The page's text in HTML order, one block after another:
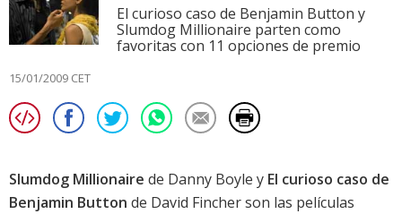
El curioso caso de Benjamin Button y
Slumdog Millionaire parten como
favoritas con 11 opciones de premio
15/01/2009 CET
Slumdog Millionaire de Danny Boyle y El curioso caso de
Benjamin Button de David Fincherson las películas